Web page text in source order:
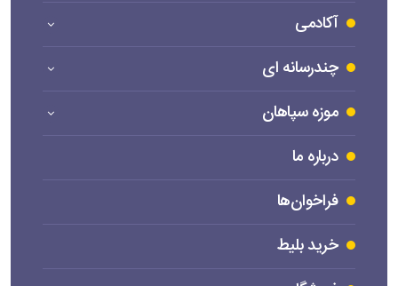
آکادمی
چندرسانه ای
موزه سپاهان
درباره ما
فراخوان‌ها
خرید بلیط